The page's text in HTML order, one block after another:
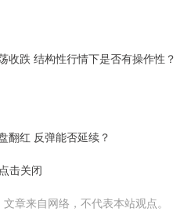
收跌 结构性行情下是否有操作性？
翻红 反弹能否延续？
击关闭
章来自网络，不代表本站观点。